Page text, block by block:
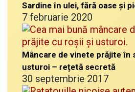
Sardine în ulei, fără oase și
7 februarie 2020
Mâncare de vinete prăjite în
usturoi – rețetă secretă
30 septembrie 2017